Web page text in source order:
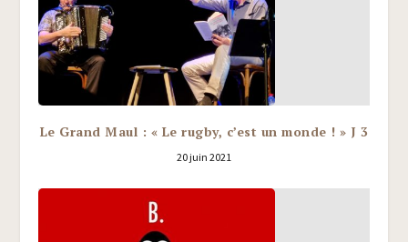
Le Grand Maul : « Le rugby, c’est un monde ! » J 3
20 juin 2021